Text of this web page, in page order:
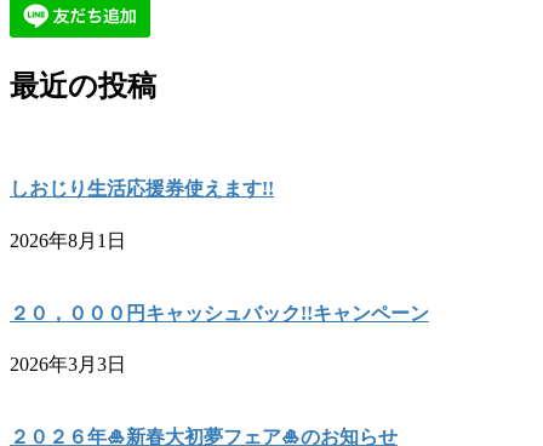
最近の投稿
しおじり生活応援券使えます!!
2026年8月1日
２０，０００円キャッシュバック!!キャンペーン
2026年3月3日
２０２６年🎍新春大初夢フェア🎍のお知らせ